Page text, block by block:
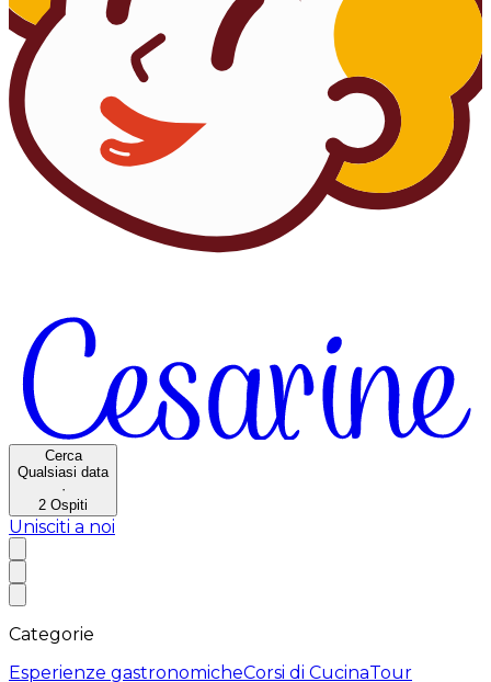
Cerca
Qualsiasi data
·
2 Ospiti
Unisciti a noi
Categorie
Esperienze gastronomicheCorsi di CucinaTour